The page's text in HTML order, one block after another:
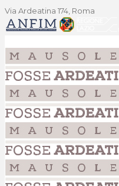
Via Ardeatina 174, Roma